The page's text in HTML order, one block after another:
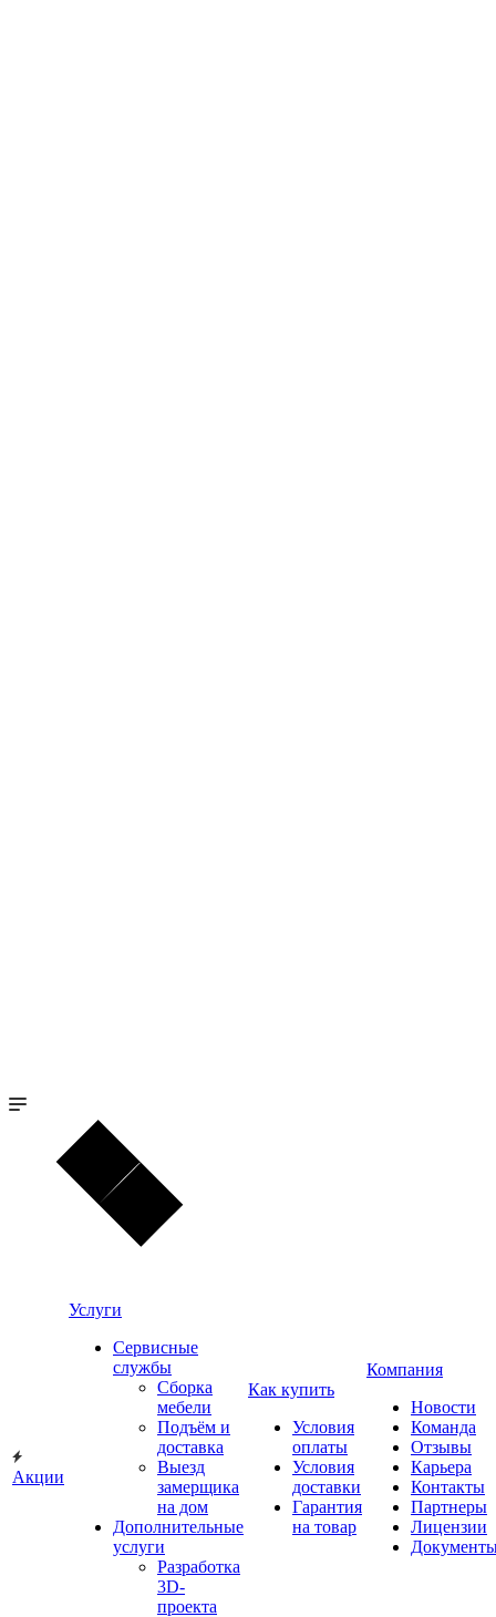
Акции
Услуги
Сервисные
службы
Сборка
мебели
Подъём и
доставка
Выезд
замерщика
на дом
Дополнительные
услуги
Разработка
3D-
проекта
Как купить
Условия
оплаты
Условия
доставки
Гарантия
на товар
Компания
Новости
Команда
Отзывы
Карьера
Контакты
Партнеры
Лицензии